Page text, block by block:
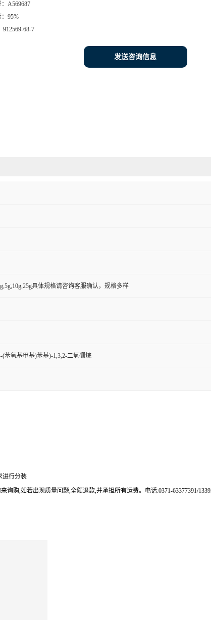
A569687
95%
912569-68-7
发送咨询信息
具体规格请咨询客服确认，规格多样
(苯氧基甲基)苯基)-1,3,2-二氧硼烷
进行分装
购,如若出现质量问题,全额退款,并承担所有运费。电话:0371-63377391/